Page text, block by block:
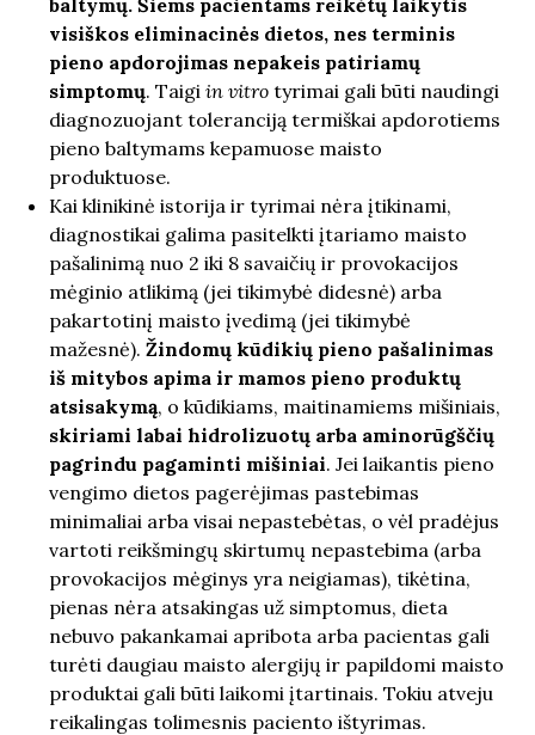
visiškos eliminacinės dietos, nes terminis
pieno apdorojimas nepakeis patiriamų
simptomų. Taigi in vitro tyrimai gali būti naudingi
diagnozuojant toleranciją termiškai apdorotiems
pieno baltymams kepamuose maisto
produktuose.
Kai klinikinė istorija ir tyrimai nėra įtikinami,
diagnostikai galima pasitelkti įtariamo maisto
pašalinimą nuo 2 iki 8 savaičių ir provokacijos
mėginio atlikimą (jei tikimybė didesnė) arba
pakartotinį maisto įvedimą (jei tikimybė
mažesnė). Žindomų kūdikių pieno pašalinimas
iš mitybos apima ir mamos pieno produktų
atsisakymą, o kūdikiams, maitinamiems mišiniais,
skiriami labai hidrolizuotų arba aminorūgščių
pagrindu pagaminti mišiniai. Jei laikantis pieno
vengimo dietos pagerėjimas pastebimas
minimaliai arba visai nepastebėtas, o vėl pradėjus
vartoti reikšmingų skirtumų nepastebima (arba
provokacijos mėginys yra neigiamas), tikėtina,
pienas nėra atsakingas už simptomus, dieta
nebuvo pakankamai apribota arba pacientas gali
turėti daugiau maisto alergijų ir papildomi maisto
produktai gali būti laikomi įtartinais. Tokiu atveju
reikalingas tolimesnis paciento ištyrimas.